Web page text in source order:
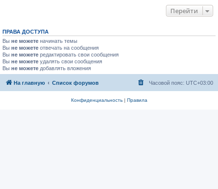
Перейти
ПРАВА ДОСТУПА
Вы не можете начинать темы
Вы не можете отвечать на сообщения
Вы не можете редактировать свои сообщения
Вы не можете удалять свои сообщения
Вы не можете добавлять вложения
На главную Список форумов Часовой пояс: UTC+03:00
Конфиденциальность| Правила